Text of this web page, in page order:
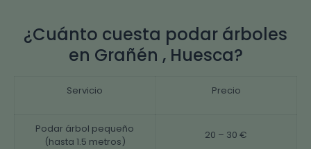
¿Cuánto cuesta podar árboles
en Grañén , Huesca?
Servicio Precio
Podar árbol pequeño
(hasta 1.5 metros)
20 – 30 €